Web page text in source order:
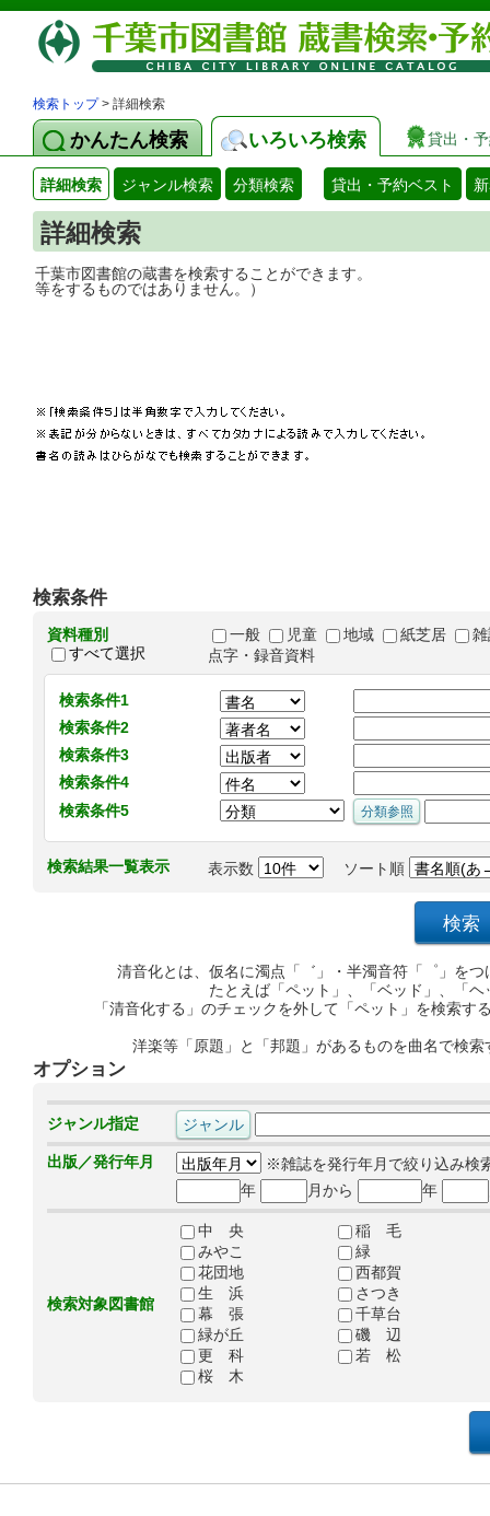
検索トップ> 詳細検索
かんたん検索 いろいろ検索 貸出・
詳細検索 ジャンル検索 分類検索 貸出・予約ベスト
詳細検索
千葉市図書館の蔵書を検索することがで
等をするものではありません。）
検索条件
資料種別
すべて選択
一般 児童 地域 紙芝居
点字・録音資料
検索条件1
検索条件2
検索条件3
検索条件4
検索条件5
検索結果一覧表示 表示数 ソート順
清音化とは、仮名に濁点「゛」・半濁音符「゜」を
たとえば「ペット」、「ベッド」、「
「清音化する」のチェックを外して「ペット」を検索
洋楽等「原題」と「邦題」があるものを曲名で検
オプション
ジャンル指定
出版／発行年月
※雑誌を発行年月で絞り込み検
年
月から 年
検索対象図書館
中 央
稲 毛
みやこ
緑
花団地
西都賀
生 浜
さつき
幕 張
千草台
緑が丘
磯 辺
更 科
若 松
桜 木